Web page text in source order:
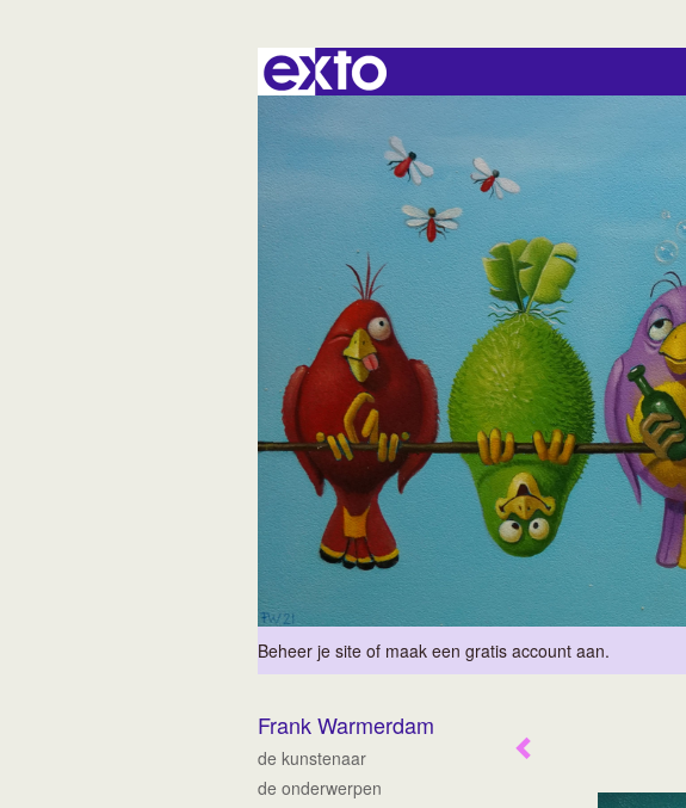
Beheer je site of maak een gratis account aan.
Frank Warmerdam
de kunstenaar
de onderwerpen